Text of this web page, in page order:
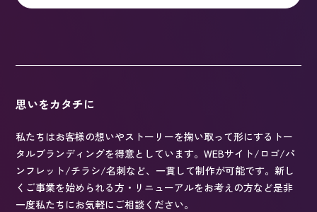
思いをカタチに
私たちはお客様の想いやストーリーを掬い取って形にするトー
タルブランディングを得意としています。WEBサイト/ロゴ/パ
ンフレット/チラシ/名刺など、一貫して制作が可能です。新し
くご事業を始められる方・リニューアルをお考えの方など是非
一度私たちにお気軽にご相談ください。